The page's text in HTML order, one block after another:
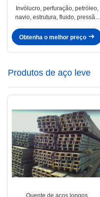
Invólucro, perfuração, petróleo,
navio, estrutura, fluido, pressão
costura / tubos
Obtenha o melhor preço
Produtos de aço leve